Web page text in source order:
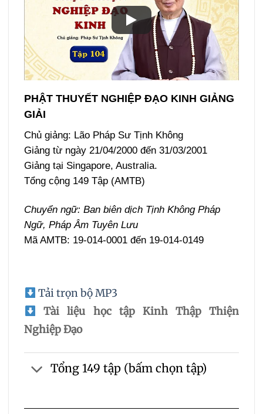
PHẬT THUYẾT NGHIỆP ĐẠO KINH GIẢNG
GIẢI
Chủ giảng: Lão Pháp Sư Tịnh Không
Giảng từ ngày 21/04/2000 đến 31/03/2001
Giảng tại Singapore, Australia.
Tổng cộng 149 Tập (AMTB)
Chuyển ngữ: Ban biên dịch Tịnh Không Pháp
Ngữ, Pháp Âm Tuyên Lưu
Mã AMTB: 19-014-0001 đến 19-014-0149
Tải trọn bộ MP3
Tài liệu học tập Kinh Thập Thiện
Nghiệp Đạo
Tổng 149 tập (bấm chọn tập)